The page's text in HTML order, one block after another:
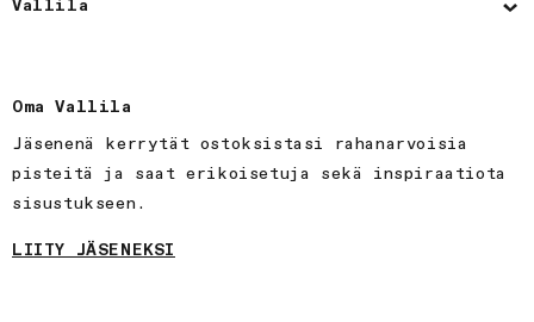
Vallila
Oma Vallila
Jäsenenä kerrytät ostoksistasi rahanarvoisia
pisteitä ja saat erikoisetuja sekä inspiraatiota
sisustukseen.
LIITY JÄSENEKSI